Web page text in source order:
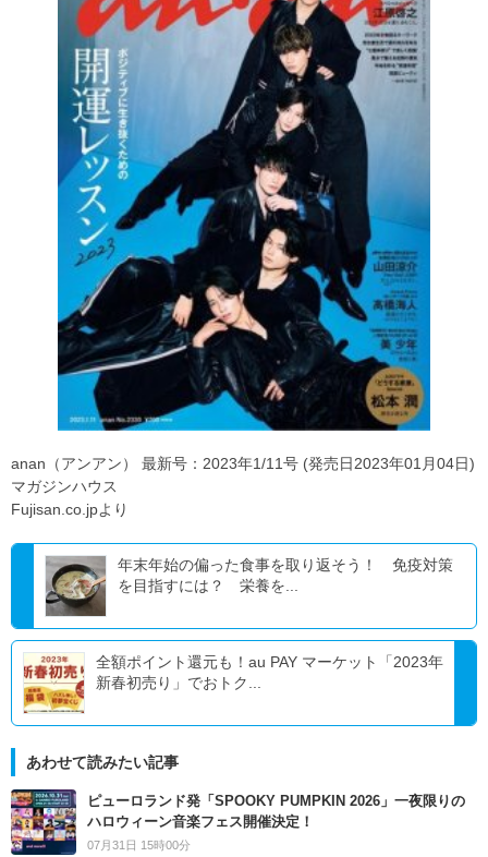
anan（アンアン） 最新号：2023年1/11号 (発売日2023年01月04日)
マガジンハウス
Fujisan.co.jpより
年末年始の偏った食事を取り返そう！ 免疫対策
を目指すには？ 栄養を...
全額ポイント還元も！au PAY マーケット「2023年
新春初売り」でおトク...
あわせて読みたい記事
ピューロランド発「SPOOKY PUMPKIN 2026」一夜限りの
ハロウィーン音楽フェス開催決定！
07月31日 15時00分